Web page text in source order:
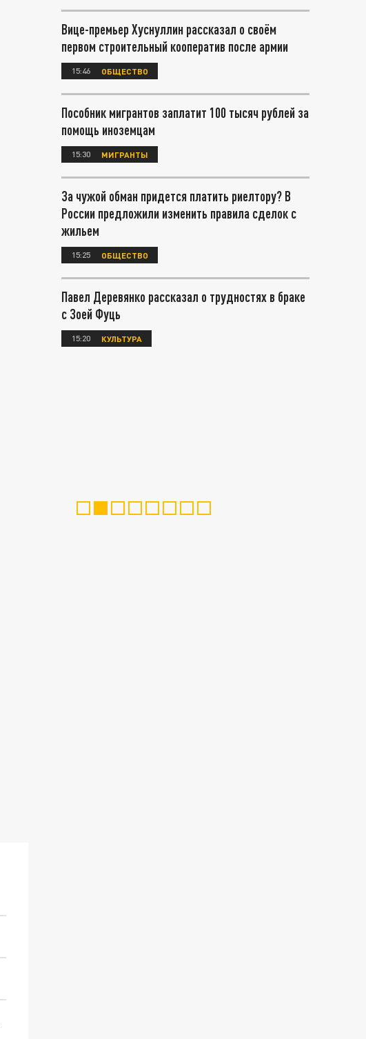
Вице-премьер Хуснуллин рассказал о своём
первом строительный кооператив после армии
15:46 ОБЩЕСТВО
Пособник мигрантов заплатит 100 тысяч рублей за
помощь иноземцам
15:30 МИГРАНТЫ
За чужой обман придется платить риелтору? В
России предложили изменить правила сделок с
жильем
15:25 ОБЩЕСТВО
Павел Деревянко рассказал о трудностях в браке
с Зоей Фуць
15:20 КУЛЬТУРА